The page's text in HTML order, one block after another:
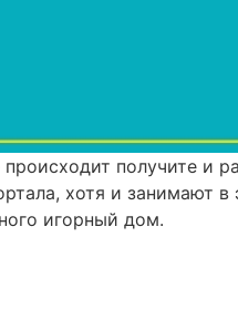
получите и
хотя и занимают
игорный дом.